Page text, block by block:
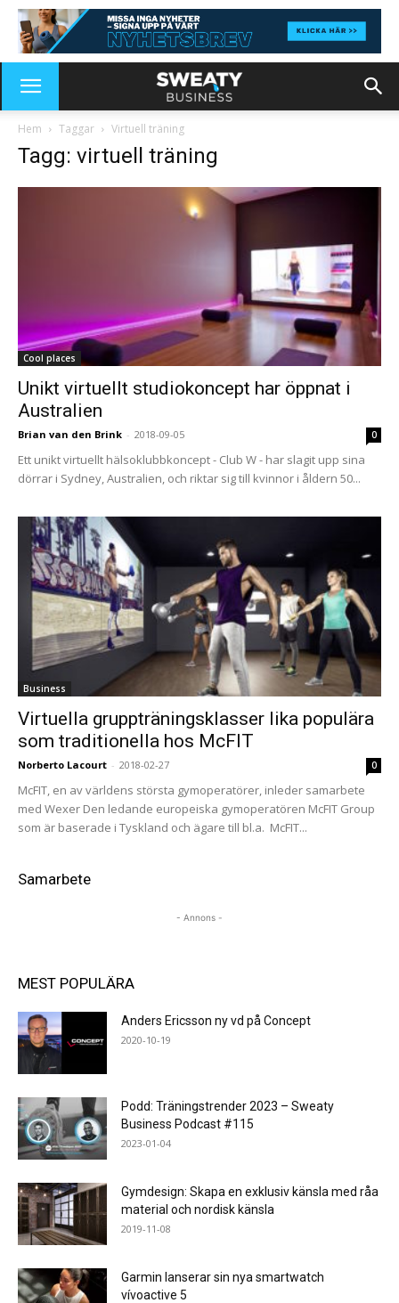
Hem Taggar Virtuell träning
Tagg: virtuell träning
Cool places
Unikt virtuellt studiokoncept har öppnat i
Australien
Brian van den Brink - 2018-09-05 0
Ett unikt virtuellt hälsoklubbkoncept - Club W - har slagit upp sina
dörrar i Sydney, Australien, och riktar sig till kvinnor i åldern 50...
Business
Virtuella gruppträningsklasser lika populära
som traditionella hos McFIT
Norberto Lacourt - 2018-02-27 0
McFIT, en av världens största gymoperatörer, inleder samarbete
med Wexer Den ledande europeiska gymoperatören McFIT Group
som är baserade i Tyskland och ägare till bl.a. McFIT...
Samarbete
- Annons -
MEST POPULÄRA
Anders Ericsson ny vd på Concept
2020-10-19
Podd: Träningstrender 2023 – Sweaty
Business Podcast #115
2023-01-04
Gymdesign: Skapa en exklusiv känsla med råa
material och nordisk känsla
2019-11-08
Garmin lanserar sin nya smartwatch
vívoactive 5